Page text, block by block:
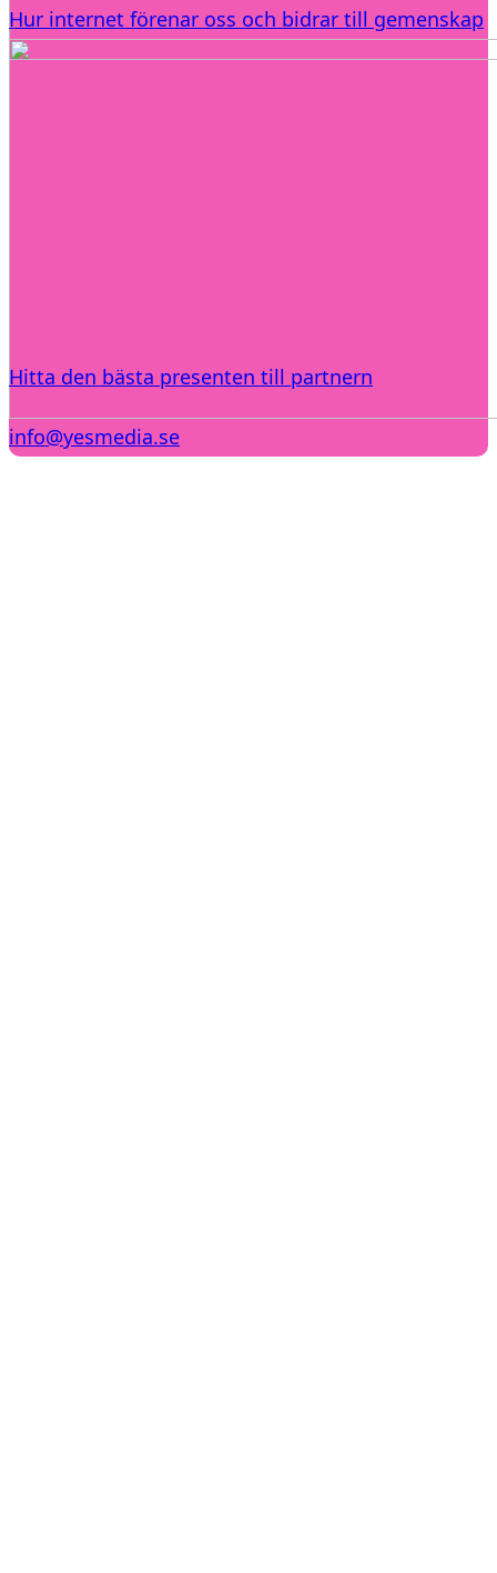
Hur internet förenar oss och bidrar till gemenskap
Hitta den bästa presenten till partnern
info@yesmedia.se